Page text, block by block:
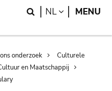
Search
NL LANGUAGE
MENU
onderzoek
Culturele
en Maatschappij